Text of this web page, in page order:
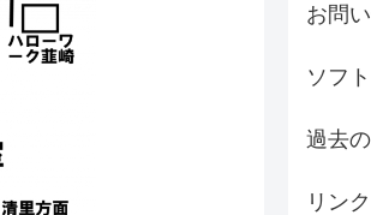
お問
ソフ
過去
リンク